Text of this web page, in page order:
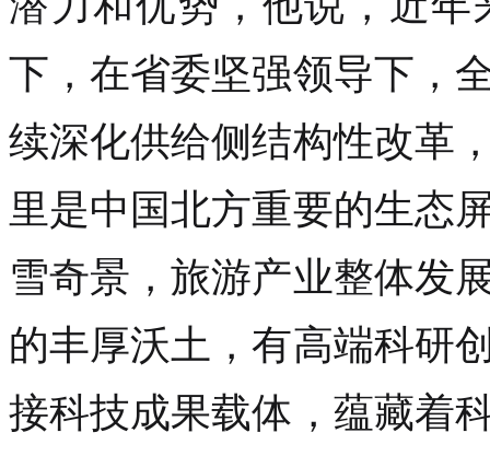
下，在省委坚强领导下，
续深化供给侧结构性改革
里是中国北方重要的生态
雪奇景，旅游产业整体发
的丰厚沃土，有高端科研
接科技成果载体，蕴藏着